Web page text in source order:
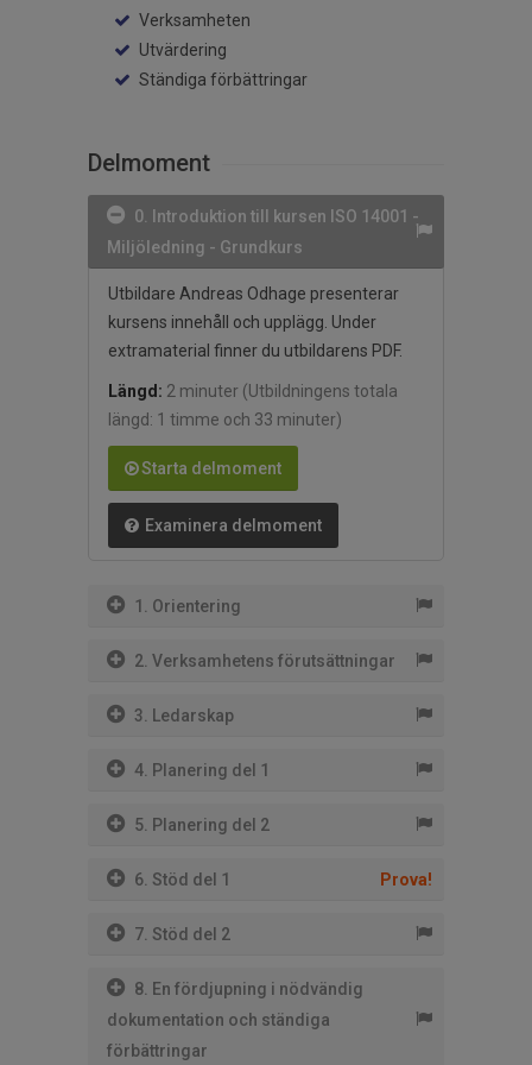
Verksamheten
Utvärdering
Ständiga förbättringar
Delmoment
0. Introduktion till kursen ISO 14001 -
Miljöledning - Grundkurs
Utbildare Andreas Odhage presenterar
kursens innehåll och upplägg. Under
extramaterial finner du utbildarens PDF.
Längd: 2 minuter (Utbildningens totala
längd: 1 timme och 33 minuter)
Starta delmoment
Examinera delmoment
1. Orientering
2. Verksamhetens förutsättningar
3. Ledarskap
4. Planering del 1
5. Planering del 2
6. Stöd del 1 Prova!
7. Stöd del 2
8. En fördjupning i nödvändig
dokumentation och ständiga
förbättringar